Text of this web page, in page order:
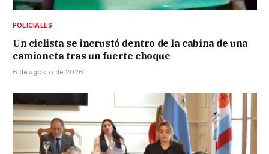
POLICIALES
Un ciclista se incrustó dentro de la cabina de una
camioneta tras un fuerte choque
6 de agosto de 2026